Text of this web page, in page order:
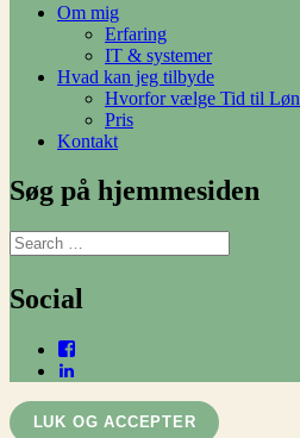
Om mig
Erfaring
IT & systemer
Hvad kan jeg tilbyde
Hvorfor vælge Tid til Løn
Pris
Kontakt
Søg på hjemmesiden
Search
for:
Social